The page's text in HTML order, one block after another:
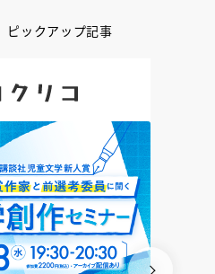
ピックアップ記事